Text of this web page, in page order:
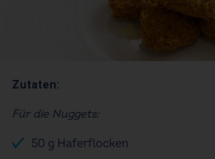
Zutaten:
Für die Nuggets:
50 g Haferflocken